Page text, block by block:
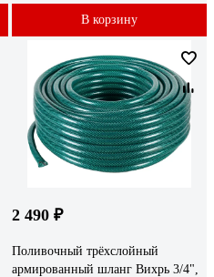
В корзину
2 490 ₽
Поливочный трёхслойный
армированный шланг Вихрь 3/4",